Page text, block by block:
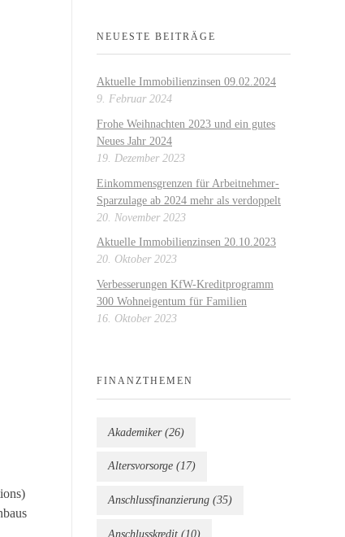
NEUESTE BEITRÄGE
Aktuelle Immobilienzinsen 09.02.2024
9. Februar 2024
Frohe Weihnachten 2023 und ein gutes
Neues Jahr 2024
19. Dezember 2023
Einkommensgrenzen für Arbeitnehmer-
Sparzulage ab 2024 mehr als verdoppelt
20. November 2023
Aktuelle Immobilienzinsen 20.10.2023
20. Oktober 2023
Verbesserungen KfW-Kreditprogramm
300 Wohneigentum für Familien
16. Oktober 2023
FINANZTHEMEN
Akademiker(26)
Altersvorsorge (17)
Anschlussfinanzierung (35)
Anschlusskredit (10)